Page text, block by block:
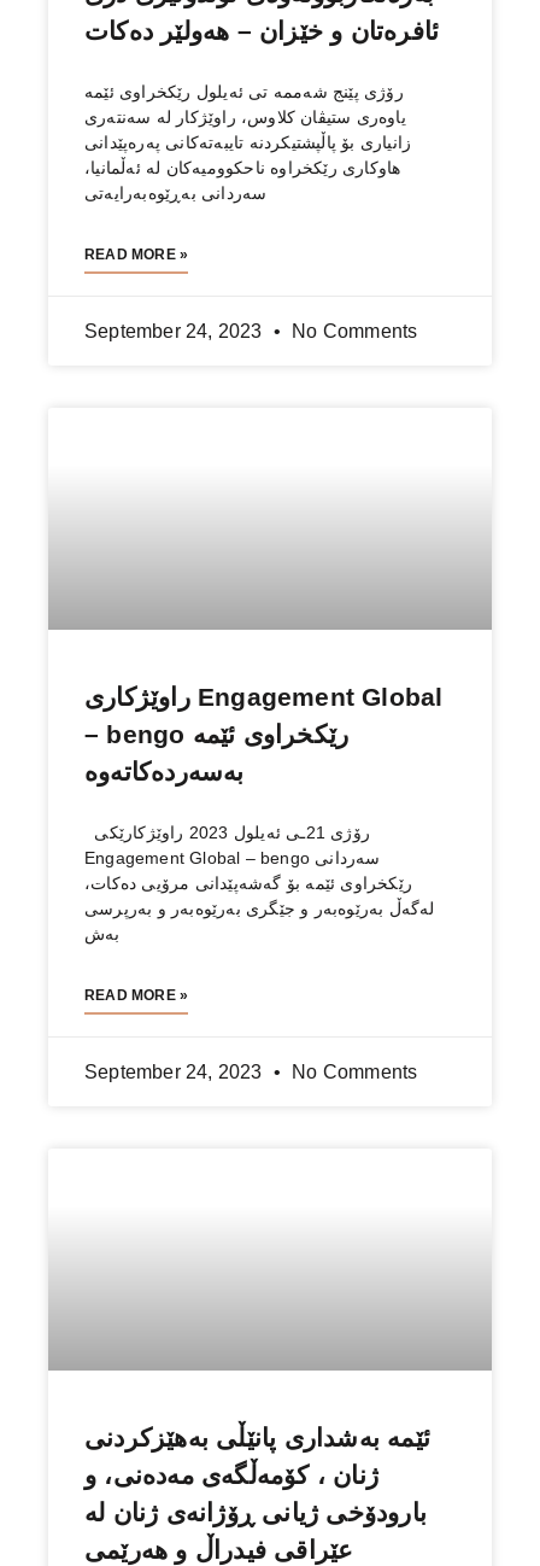
ئافرەتان و خێزان – هەولێر دەكات
رۆژی پێنج شەممە تی ئەیلول رێكخراوی ئێمە
یاوەری ستیڤان كلاوس، راوێژكار لە سەنتەری
زانیاری بۆ پاڵپشتیكردنە تایبەتەکانی پەرەپێدانی
هاوکاری رێكخراوە ناحكوومیەكان لە ئەڵمانیا،
سەردانی بەڕێوەبەرایەتی
READ MORE »
September 24, 2023 No Comments
راوێژكاری Engagement Global
– bengo رێكخراوی ئێمە
بەسەردەكاتەوە
Engagement Global – bengo سەردانی
رێكخراوی ئێمە بۆ گەشەپێدانی مرۆیی دەكات،
لەگەڵ بەرێوەبەر و جێگری بەرێوەبەر و بەرپرسی
بەش
READ MORE »
September 24, 2023 No Comments
ئێمە بەشداری پانێڵی بەهێزکردنی
ژنان ، کۆمەڵگەی مەدەنی، و
بارودۆخی ژیانی ڕۆژانەی ژنان له‌
عێراقی فیدراڵ و هەرێمی